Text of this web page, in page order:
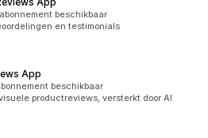
beschikbaar
en testimonials
App
beschikbaar
productreviews, versterkt door AI